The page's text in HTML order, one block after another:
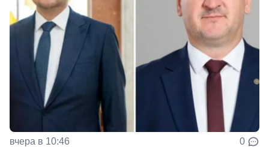
вчера в 10:46 0